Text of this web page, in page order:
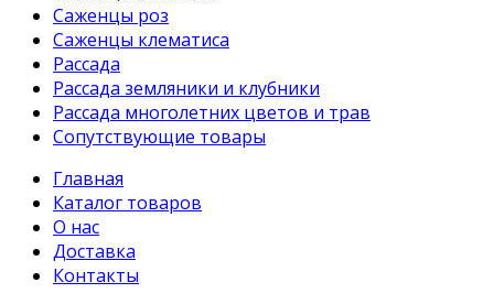
Саженцы роз
Саженцы клематиса
Рассада
Рассада земляники и клубники
Рассада многолетних цветов и трав
Сопутствующие товары
Главная
Каталог товаров
О нас
Доставка
Контакты